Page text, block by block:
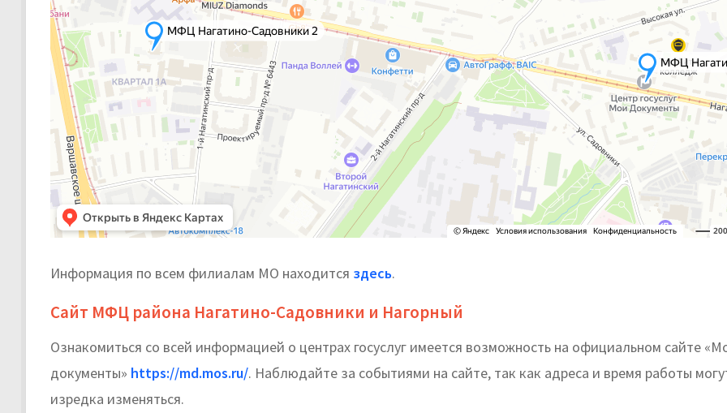
Информация по всем филиалам МО находится здесь.
Сайт МФЦ района Нагатино-Садовники и Нагорный
Ознакомиться со всей информацией о центрах госуслуг имеется возможность на официальном сайте
документы» https://md.mos.ru/. Наблюдайте за событиями на сайте, так как адреса и время работы
изредка изменяться.